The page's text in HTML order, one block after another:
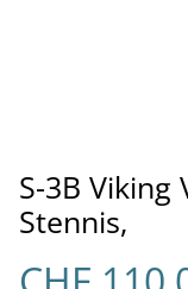
S-3B Viking
Stennis,